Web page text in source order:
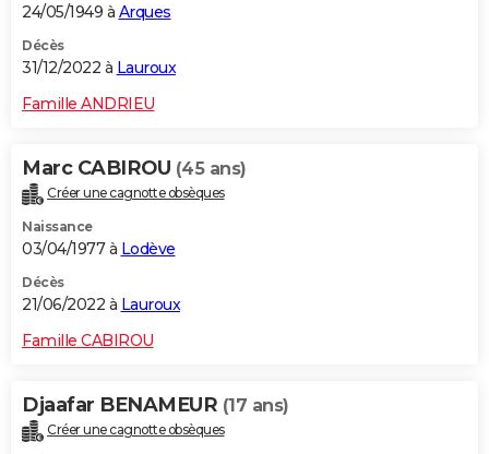
24/05/1949 à Arques
Décès
31/12/2022 à Lauroux
Famille ANDRIEU
Marc CABIROU (45 ans)
Créer une cagnotte obsèques
Naissance
03/04/1977 à Lodève
Décès
21/06/2022 à Lauroux
Famille CABIROU
Djaafar BENAMEUR (17 ans)
Créer une cagnotte obsèques